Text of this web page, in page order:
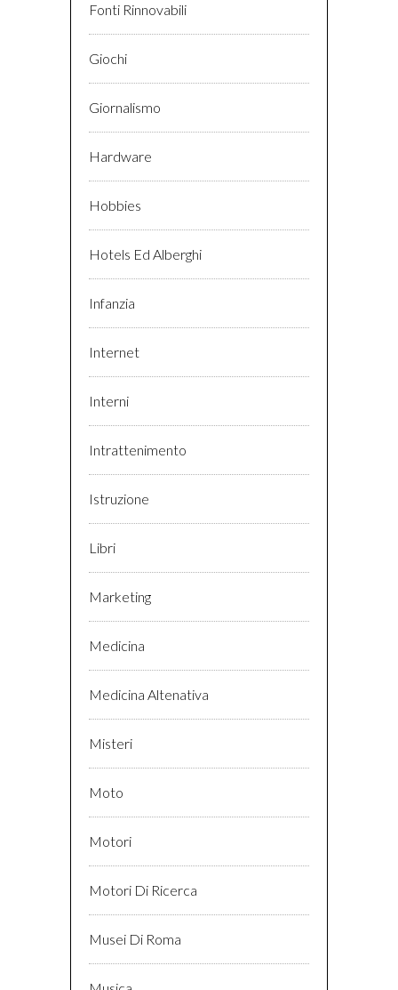
Fonti Rinnovabili
Giochi
Giornalismo
Hardware
Hobbies
Hotels Ed Alberghi
Infanzia
Internet
Interni
Intrattenimento
Istruzione
Libri
Marketing
Medicina
Medicina Altenativa
Misteri
Moto
Motori
Motori Di Ricerca
Musei Di Roma